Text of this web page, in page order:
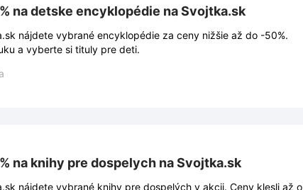
na detske encyklopédie na Svojtka.sk
nájdete vybrané encyklopédie za ceny nižšie až do -50%.
a vyberte si tituly pre deti.
na knihy pre dospelych na Svojtka.sk
nájdete vybrané knihy pre dospelých v akcii. Ceny klesli až o